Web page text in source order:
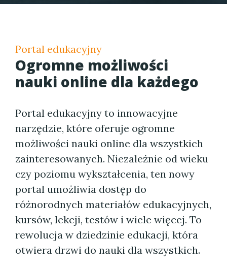
Portal edukacyjny
Ogromne możliwości
nauki online dla każdego
Portal edukacyjny to innowacyjne
narzędzie, które oferuje ogromne
możliwości nauki online dla wszystkich
zainteresowanych. Niezależnie od wieku
czy poziomu wykształcenia, ten nowy
portal umożliwia dostęp do
różnorodnych materiałów edukacyjnych,
kursów, lekcji, testów i wiele więcej. To
rewolucja w dziedzinie edukacji, która
otwiera drzwi do nauki dla wszystkich.